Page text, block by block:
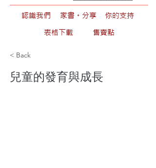
認識我們 家書。分享
你的支持
表格下載
售賣點
< Back
兒童的發育與成長